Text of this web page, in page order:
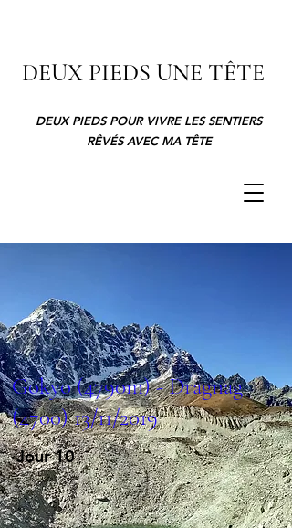
DEUX PIEDS UNE TÊTE
DEUX PIEDS POUR VIVRE LES SENTIERS
RÊVÉS AVEC MA TÊTE
Gokyo (4790m) - Dragnag
(4700) 13/11/2019
Jour 10